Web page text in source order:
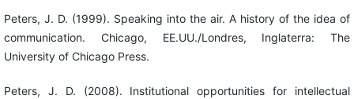
Peters, J. D. (1999). Speaking into the air. A history of the idea of
communication. Chicago, EE.UU./Londres, Inglaterra: The
University of Chicago Press.
Peters, J. D. (2008). Institutional opportunities for intellectual